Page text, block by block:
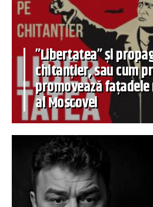
”Libertatea” și
chitanțier, sau cum
promovează
al Moscovei